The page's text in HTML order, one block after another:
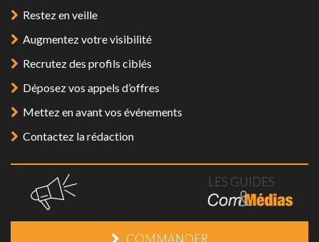
Restez en veille
Augmentez votre visibilité
Recrutez des profils ciblés
Déposez vos appels d’offres
Mettez en avant vos événements
Contactez la rédaction
LES GUIDES
COMMANDER